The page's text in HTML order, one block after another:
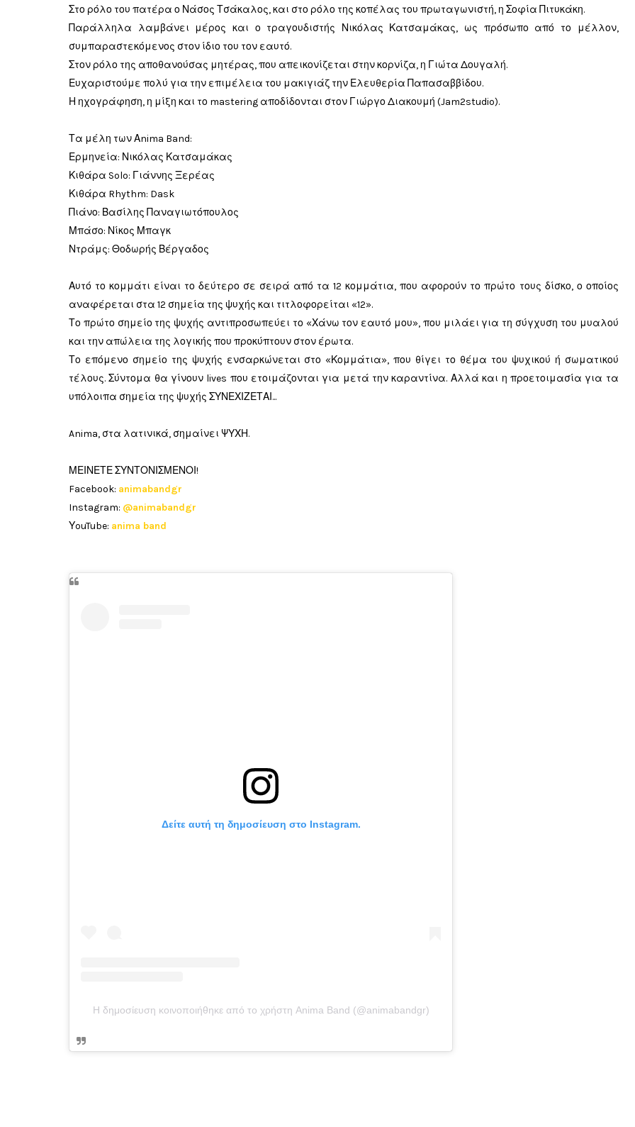
Στο ρόλο του πατέρα ο Νάσος Τσάκαλος, και στο ρόλο της κοπέλας του πρωταγωνιστή, η Σοφία Πιτυκάκη.
Παράλληλα λαμβάνει μέρος και ο τραγουδιστής Νικόλας Κατσαμάκας, ως πρόσωπο από το μέλλον,
συμπαραστεκόμενος στον ίδιο του τον εαυτό.
Στον ρόλο της αποθανούσας μητέρας, που απεικονίζεται στην κορνίζα, η Γιώτα Δουγαλή.
Ευχαριστούμε πολύ για την επιμέλεια του μακιγιάζ την Ελευθερία Παπασαββίδου.
Η ηχογράφηση, η μίξη και το mastering αποδίδονται στον Γιώργο Διακουμή (Jam2studio).
Τα μέλη των Αnima Band:
Ερμηνεία: Νικόλας Κατσαμάκας
Κιθάρα Solo: Γιάννης Ξερέας
Κιθάρα Rhythm: Dask
Πιάνο: Βασίλης Παναγιωτόπουλος
Μπάσο: Νίκος Μπαγκ
Ντράμς: Θοδωρής Βέργαδος
Αυτό το κομμάτι είναι το δεύτερο σε σειρά από τα 12 κομμάτια, που αφορούν το πρώτο τους δίσκο, ο οποίος
αναφέρεται στα 12 σημεία της ψυχής και τιτλοφορείται «12».
Το πρώτο σημείο της ψυχής αντιπροσωπεύει το «Χάνω τον εαυτό μου», που μιλάει για τη σύγχυση του μυαλού
και την απώλεια της λογικής που προκύπτουν στον έρωτα.
Το επόμενο σημείο της ψυχής ενσαρκώνεται στο «Κομμάτια», που θίγει το θέμα του ψυχικού ή σωματικού
τέλους. Σύντομα θα γίνουν lives που ετοιμάζονται για μετά την καραντίνα. Αλλά και η προετοιμασία για τα
υπόλοιπα σημεία της ψυχής ΣΥΝΕΧΙΖΕΤΑΙ...
Anima, στα λατινικά, σημαίνει ΨΥΧΗ.
ΜΕΙΝΕΤΕ ΣΥΝΤΟΝΙΣΜΕΝΟΙ!
Facebook: animabandgr
Instagram: @animabandgr
ΥouTube: anima band
Δείτε αυτή τη δημοσίευση στο Instagram.
Η δημοσίευση κοινοποιήθηκε από το χρήστη Anima Band (@animabandgr)